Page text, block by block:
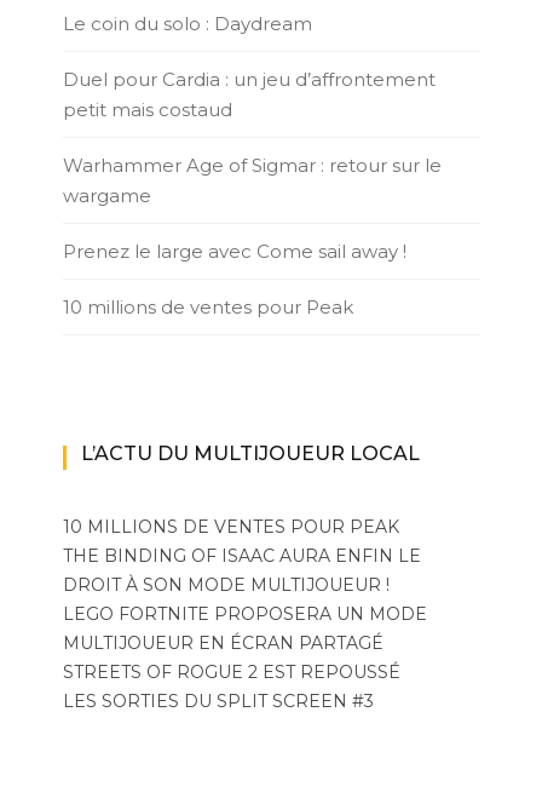
Le coin du solo : Daydream
Duel pour Cardia : un jeu d’affrontement
petit mais costaud
Warhammer Age of Sigmar : retour sur le
wargame
Prenez le large avec Come sail away !
10 millions de ventes pour Peak
L’ACTU DU MULTIJOUEUR LOCAL
10 MILLIONS DE VENTES POUR PEAK
THE BINDING OF ISAAC AURA ENFIN LE
DROIT À SON MODE MULTIJOUEUR !
LEGO FORTNITE PROPOSERA UN MODE
MULTIJOUEUR EN ÉCRAN PARTAGÉ
STREETS OF ROGUE 2 EST REPOUSSÉ
LES SORTIES DU SPLIT SCREEN #3